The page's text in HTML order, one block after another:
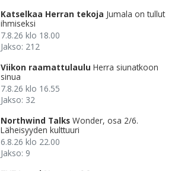
Katselkaa Herran tekoja Jumala on tullut
ihmiseksi
7.8.26 klo 18.00
Jakso: 212
Viikon raamattulaulu Herra siunatkoon
sinua
7.8.26 klo 16.55
Jakso: 32
Northwind Talks Wonder, osa 2/6.
Läheisyyden kulttuuri
6.8.26 klo 22.00
Jakso: 9